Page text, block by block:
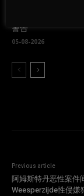
警告
05-08-2026
Previous article
阿姆斯特丹恶性案件
Weesperzijde性侵嫌